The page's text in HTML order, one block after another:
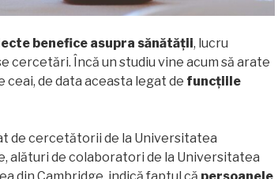
benefice asupra sănătății, lucru
cercetări. Încă un studiu vine acum să arate
de data aceasta legat de funcțiile
de cercetătorii de la Universitatea
alături de colaboratori de la Universitatea